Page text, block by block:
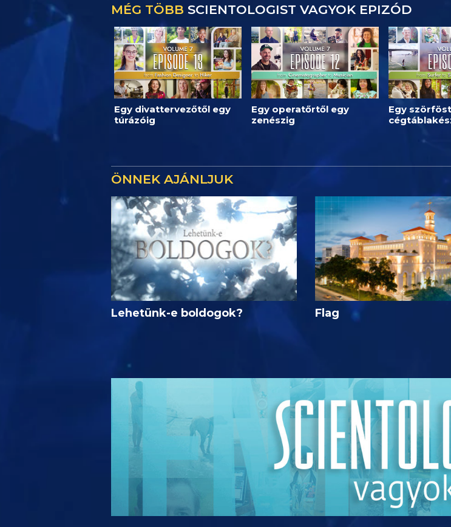
MÉG TÖBB SCIENTOLOGIST VAGYOK EPIZÓD
Egy divattervezőtől egy
túrázóig
Egy operatőrtől egy
zenészig
Egy
ÖNNEK AJÁNLJUK
Lehetünk-e boldogok? Flag